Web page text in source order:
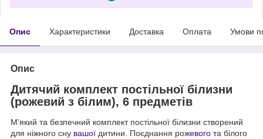
Опис Характеристики Доставка Оплата Умови
Опис
Дитячий комплект постільної білизни
(рожевий з білим), 6 предметів
М'який та безпечний комплект постільної білизни створений
для ніжного сну вашої дитини. Поєднання рожевого та білого